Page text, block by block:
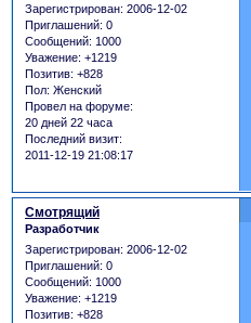
Зарегистрирован: 2006-12-02
Приглашений: 0
Сообщений: 1000
Уважение: +1219
Позитив: +828
Пол: Женский
Провел на форуме:
20 дней 22 часа
Последний визит:
2011-12-19 21:08:17
Смотрящий
Разработчик
Зарегистрирован: 2006-12-02
Приглашений: 0
Сообщений: 1000
Уважение: +1219
Позитив: +828